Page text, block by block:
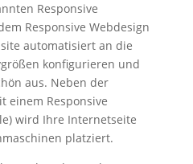
Responsive
Responsive Webdesign
automatisiert an die
konfigurieren und
aus. Neben der
einem Responsive
wird Ihre Internetseite
platziert.